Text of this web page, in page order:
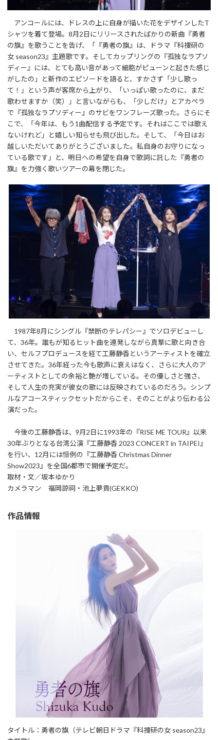
アンコールには、ドレスの上に自身が描いた花をデザインしたT
シャツを着て登場。8月2日にリリースされたばかりの新曲『勇者
の旗』を歌うことを告げ、「『勇者の旗』は、ドラマ『科捜研の
女 season23』主題歌です。そしてカップリングの『孤独なラプソ
ディー』には、とても高い音があって細胞がピューンと起きた感じ
がしたの」と新作のエピソードを語ると、すかさず「少し歌っ
て！」という声が客席から上がり、「いっぱい歌ったのに、まだ
歌わせますか（笑）」と言いながらも、「少しだけ」とアカペラ
で『孤独なラプソディー』のサビをワンフレーズ歌った。さらにそ
こで、「今年は、もう1曲配信する予定です。それはここでは歌え
ないけれど」と嬉しい知らせも飛び出した。そして、「今日はお
越しいただいてありがとうございました。私自身のお守りになっ
ている歌です」と、明日への希望を自身で歌詞に託した『勇者の
旗』を力強く歌いツアーの幕を閉じた。
1987年8月にシングル『禁断のテレパシー』でソロデビューし
て、36年。誰もが知るヒット曲を連発しながら真摯に歌と向き合
い、セルフプロデュースを経て工藤静香というアーティストを確立
させてきた。36年経った今も歌声に衰えはなく、さらに大人のア
ーティストとしての余裕と艶が増している。その優しさと強さ、
そして人生の充実が彼女の歌には反映されているのだろう。シンプ
ルなアコースティックセットだからこそ、そのことがより伝わる公
演だった。
今後の工藤静香は、9月2日に1993年の『RISE ME TOUR』以来
30年ぶりとなる台湾公演『工藤静香 2023 CONCERT in TAIPEI』
を行い、12月には恒例の『工藤静香 Christmas Dinner
Show2023』を全国6都市で開催予定だ。
取材・文／坂本ゆかり
カメラマン 福岡諒祠・池上夢貢(GEKKO)
作品情報
タイトル：勇者の旗（テレビ朝日ドラマ『科捜研の女 season23』